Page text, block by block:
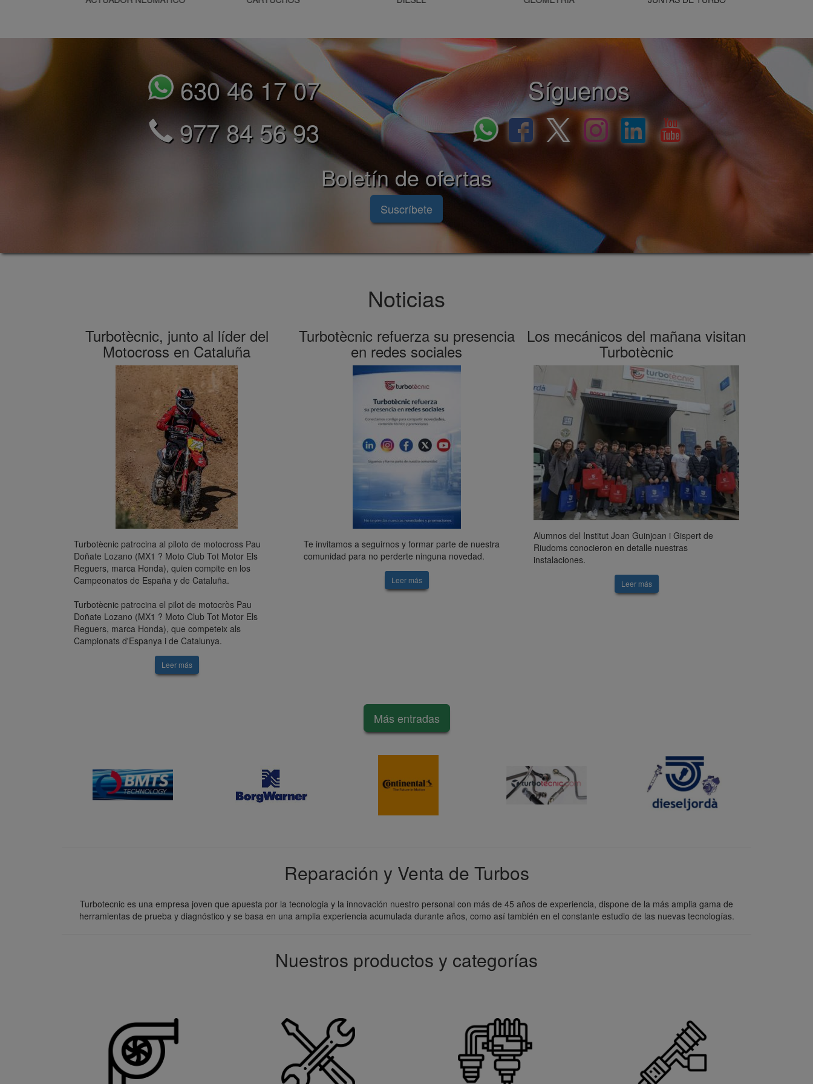
630 46 17 07
977 84 56 93
Síguenos
Boletín de ofertas
Suscríbete
Noticias
Turbotècnic, junto al líder del
Motocross en Cataluña
Turbotècnic patrocina al piloto de motocross Pau
Doñate Lozano (MX1 ? Moto Club Tot Motor Els
Reguers, marca Honda), quien compite en los
Campeonatos de España y de Cataluña.
Turbotècnic patrocina el pilot de motocròs Pau
Doñate Lozano (MX1 ? Moto Club Tot Motor Els
Reguers, marca Honda), que competeix als
Campionats d'Espanya i de Catalunya.
Leer más
Turbotècnic refuerza su presencia
en redes sociales
Te invitamos a seguirnos y formar parte de nuestra
comunidad para no perderte ninguna novedad.
Leer más
Los mecánicos del mañana visitan
Turbotècnic
Alumnos del Institut Joan Guinjoan i Gispert de
Riudoms conocieron en detalle nuestras
instalaciones.
Leer más
Más entradas
Reparación y Venta de Turbos
Turbotecnic es una empresa joven que apuesta por la tecnologia y la innovación nuestro personal con más de 45 años de experiencia, dispone de la más amplia gama de
herramientas de prueba y diagnóstico y se basa en una amplia experiencia acumulada durante años, como así también en el constante estudio de las nuevas tecnologías.
Nuestros productos y categorías